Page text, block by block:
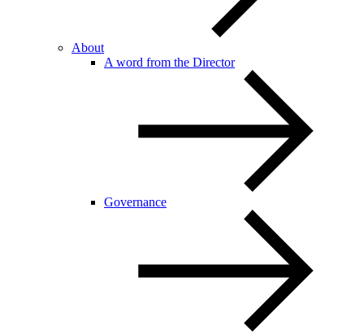
About
A word from the Director
Governance